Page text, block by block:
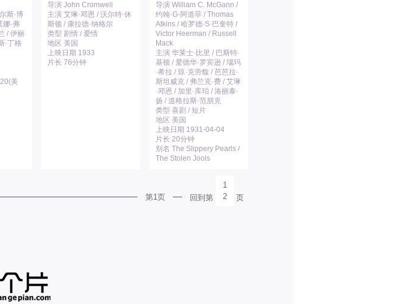
斯·博
娜·弗
/ 伊丽
·丁格
美
导演 John Cromwell
主演 艾琳·邓恩 / 沃尔特·休
斯顿 / 康拉德·纳格尔
类型 剧情 / 爱情
地区 美国
上映日期 1933
片长 76分钟
导演 William C. McGann /
约翰·G·阿道菲 / Thomas
Atkins / 哈罗德·S·巴奎特 /
Victor Heerman / Russell
Mack
主演 华莱士·比里 / 巴斯特·
基顿 / 爱德华·罗宾逊 / 瑙玛
·希拉 / 琼·克劳馥 / 芭芭拉·
斯坦威克 / 弗兰克·费 / 艾琳
·邓恩 / 加里·库珀 / 洛丽泰·
扬 / 道格拉斯·范朋克
类型 喜剧 / 短片
地区 美国
上映日期 1931-04-04
片长 20分钟
别名 The Slippery Pearls /
The Stolen Jools
第1页 回到第
1
2
页